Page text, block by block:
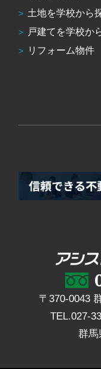
土地を学校から
戸建てを学校か
リフォーム物件
〒370-0043
TEL.027-
群馬